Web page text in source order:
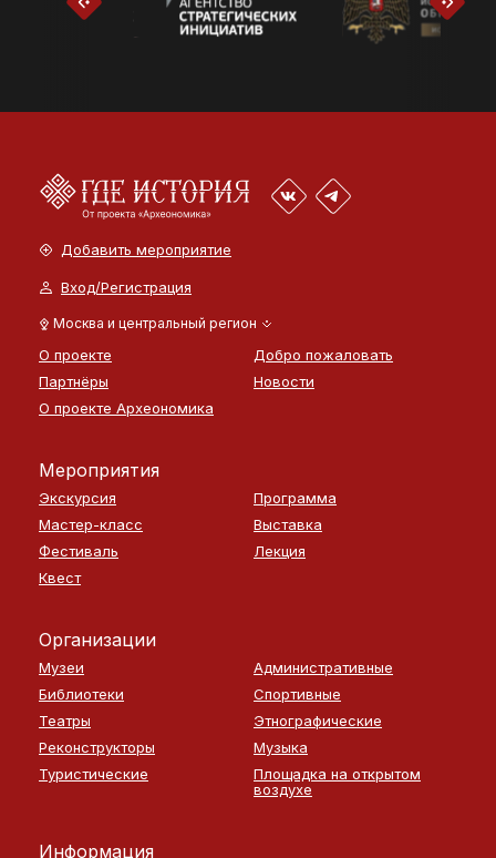
Добавить мероприятие
Вход/Регистрация
Москва и центральный регион
О проекте
Добро пожаловать
Партнёры
Новости
О проекте Археономика
Мероприятия
Экскурсия
Программа
Мастер-класс
Выставка
Фестиваль
Лекция
Квест
Организации
Музеи
Административные
Библиотеки
Спортивные
Театры
Этнографические
Реконструкторы
Музыка
Туристические
Площадка на открытом
воздухе
Информация